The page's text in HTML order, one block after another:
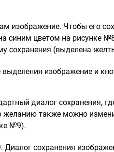
изображение. Чтобы его
синим цветом на рисунке
сохранения (выделена
диалог сохранения,
желанию также можно
№9).